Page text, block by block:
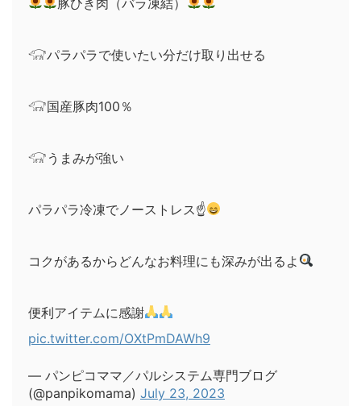
𓃟パラパラで使いたい分だけ取り出せる
𓃟国産豚肉100％
𓃟うまみが強い
パラパラ冷凍でノーストレス☝
コクがあるからどんなお料理にも深みが出るよ
便利アイテムに感謝
pic.twitter.com/OXtPmDAWh9
— パンピコママ／パルシステム専門ブログ
(@panpikomama) July 23, 2023